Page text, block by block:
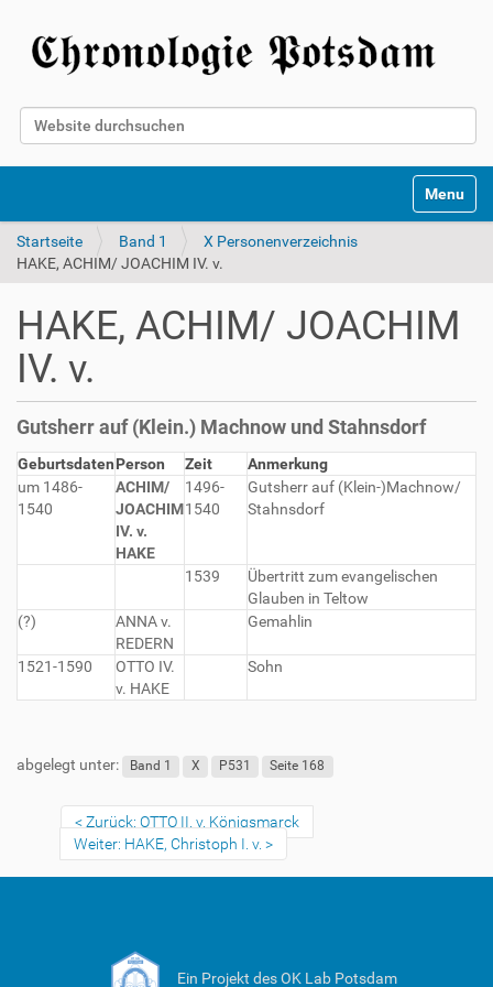
Website durchsuchen
Toggle
Startseite Band 1
X Personenverzeichnis
HAKE, ACHIM/ JOACHIM IV. v.
HAKE, ACHIM/ JOACHIM
IV. v.
Gutsherr auf (Klein.) Machnow und Stahnsdorf
GeburtsdatenPerson Zeit
Anmerkung
um 1486-
1540
ACHIM/
JOACHIM
IV. v.
HAKE
1496-
1540
Gutsherr auf (Klein-)Machnow/
Stahnsdorf
1539
Übertritt zum evangelischen
Glauben in Teltow
(?)
ANNA v.
REDERN
Gemahlin
1521-1590
OTTO IV.
v. HAKE
Sohn
abgelegt unter: Band 1 X P531 Seite 168
Zurück: OTTO II. v. Königsmarck
Weiter: HAKE, Christoph I. v.
Ein Projekt des OK Lab Potsdam